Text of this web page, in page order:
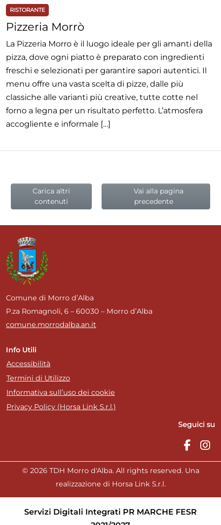
RISTORANTE
Pizzeria Morrò
La Pizzeria Morro è il luogo ideale per gli amanti della
pizza, dove ogni piatto è preparato con ingredienti
freschi e selezionati per garantire sapori autentici. Il
menu offre una vasta scelta di pizze, dalle più
classiche alle varianti più creative, tutte cotte nel
forno a legna per un risultato perfetto. L’atmosfera
accogliente e informale […]
Navigazione
tra
post
Carica altri
contenuti
Vai alla pagina
precedente
Comune di Morro d’Alba
P.za Romagnoli, 6 – 60030 – Morro d’Alba
comune.morrodalba.an.it
Info Utili
Accessibilità
Termini di Utilizzo
Informativa sull’uso dei cookie
Privacy Policy (Horsa Link S.r.l.)
Seguici su
© 2026 TDH Morro d'Alba. All rights reserved. Una
realizzazione di Horsa Link S.r.l.
Servizi Digitali Integrati PR MARCHE FESR